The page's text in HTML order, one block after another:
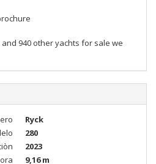
940 other yachts for sale we
Ryck
280
2023
9,16 m